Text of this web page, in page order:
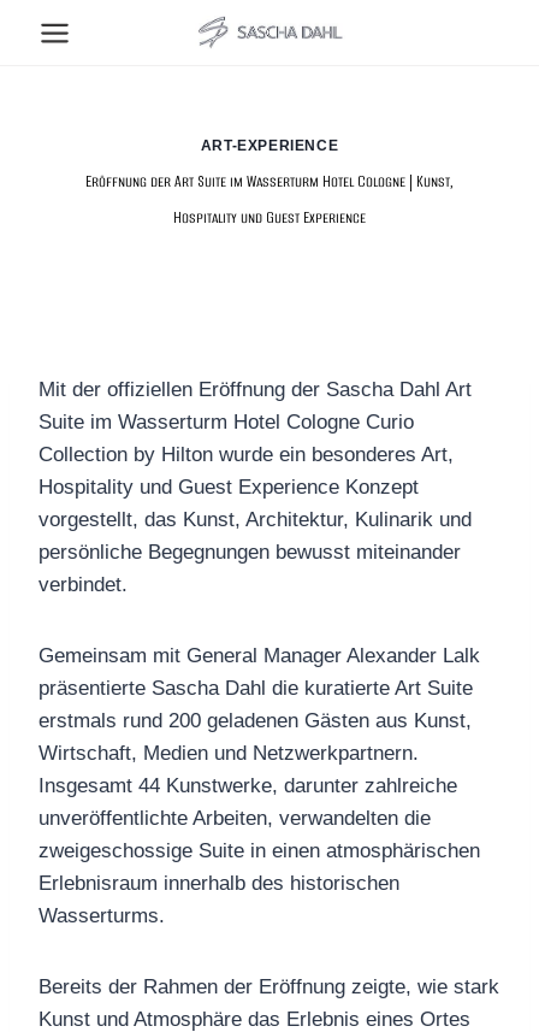
Inhalt
ART-EXPERIENCE
Eröffnung der Art Suite im Wasserturm Hotel Cologne | Kunst,
Hospitality und Guest Experience
Mit der offiziellen Eröffnung der Sascha Dahl Art
Suite im Wasserturm Hotel Cologne Curio
Collection by Hilton wurde ein besonderes Art,
Hospitality und Guest Experience Konzept
vorgestellt, das Kunst, Architektur, Kulinarik und
persönliche Begegnungen bewusst miteinander
verbindet.
Gemeinsam mit General Manager Alexander Lalk
präsentierte Sascha Dahl die kuratierte Art Suite
erstmals rund 200 geladenen Gästen aus Kunst,
Wirtschaft, Medien und Netzwerkpartnern.
Insgesamt 44 Kunstwerke, darunter zahlreiche
unveröffentlichte Arbeiten, verwandelten die
zweigeschossige Suite in einen atmosphärischen
Erlebnisraum innerhalb des historischen
Wasserturms.
Bereits der Rahmen der Eröffnung zeigte, wie stark
Kunst und Atmosphäre das Erlebnis eines Ortes